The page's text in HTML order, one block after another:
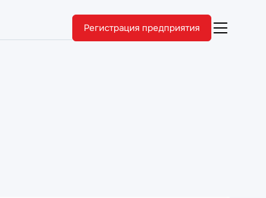
Регистрация предприятия